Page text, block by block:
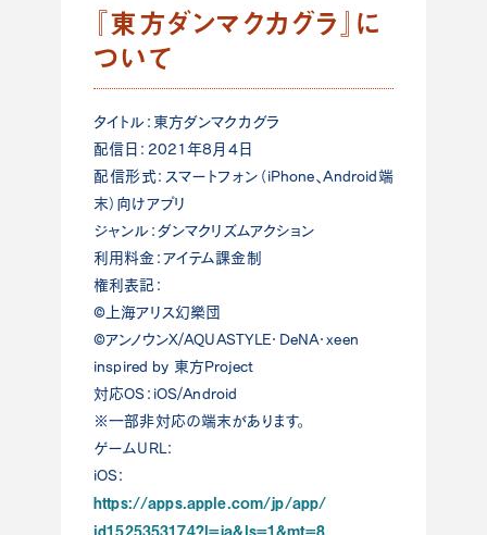
『東方ダンマクカグラ』に
ついて
タイトル：東方ダンマクカグラ
配信日：2021年8月4日
配信形式：スマートフォン（iPhone、Android端
末）向けアプリ
ジャンル：ダンマクリズムアクション
利用料金：アイテム課金制
権利表記：
©上海アリス幻樂団
©アンノウンX/AQUASTYLE・DeNA・xeen
inspired by 東方Project
対応OS：iOS/Android
※一部非対応の端末があります。
ゲームURL：
iOS：
https://apps.apple.com/jp/app/